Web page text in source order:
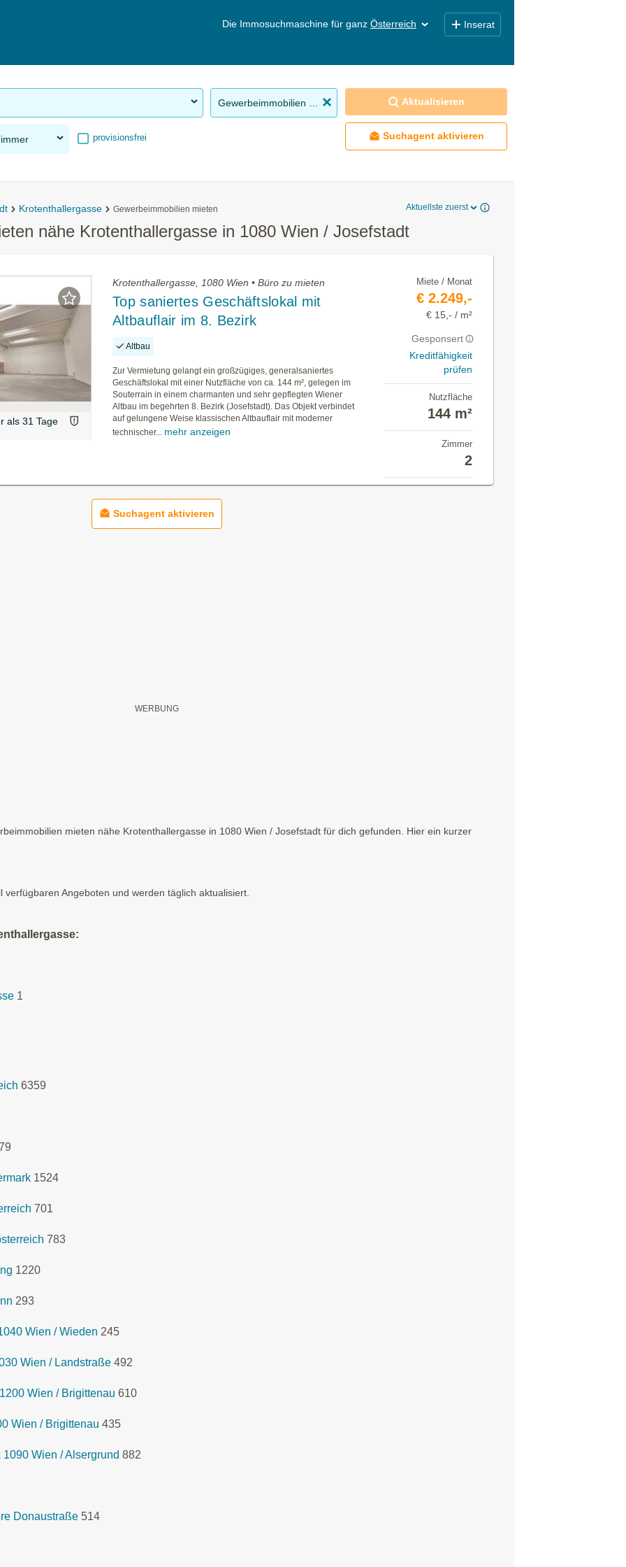
Die Immosuchmaschine für ganz Österreich Inserat
provisionsfrei
Aktualisieren
Suchagent aktivieren
Krotenthallergasse Gewerbeimmobilien mieten Aktuellste zuerst
nähe Krotenthallergasse in 1080 Wien / Josefstadt
als 31 Tage
Krotenthallergasse, 1080 Wien • Büro zu mieten
Top saniertes Geschäftslokal mit
Altbauflair im 8. Bezirk
Altbau
Zur Vermietung gelangt ein großzügiges, generalsaniertes
Geschäftslokal mit einer Nutzfläche von ca. 144 m², gelegen im
Souterrain in einem charmanten und sehr gepflegten Wiener
Altbau im begehrten 8. Bezirk (Josefstadt). Das Objekt verbindet
auf gelungene Weise klassischen Altbauflair mit moderner
technischer... mehr anzeigen
Miete / Monat
€ 2.249,-
€ 15,- / m²
Gesponsert
Kreditfähigkeit
prüfen
Nutzfläche
144 m²
Zimmer
2
Suchagent aktivieren
mieten nähe Krotenthallergasse in 1080 Wien / Josefstadt für dich gefunden. Hier ein kurzer
Angeboten und werden täglich aktualisiert.
1
6359
1524
701
783
1220
293
Wien / Wieden 245
Wien / Landstraße 492
Wien / Brigittenau 610
Wien / Brigittenau 435
Wien / Alsergrund 882
Donaustraße 514